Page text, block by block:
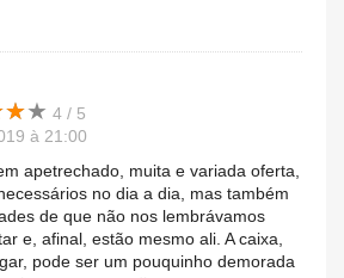
★★
★★ 4 / 5
à 21:00
apetrechado, muita e variada oferta,
no dia a dia, mas também
de que não nos lembrávamos
e, afinal, estão mesmo ali. A caixa,
pode ser um pouquinho demorada